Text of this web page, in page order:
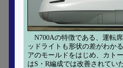
N700Aの特徴である、運転
ッドライトも形状の差がわか
アのモールドをはじめ、カト
はS・R編成では改善されてい